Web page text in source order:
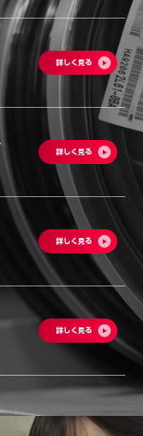
詳しく見る
詳しく見る
詳しく見る
詳しく見る